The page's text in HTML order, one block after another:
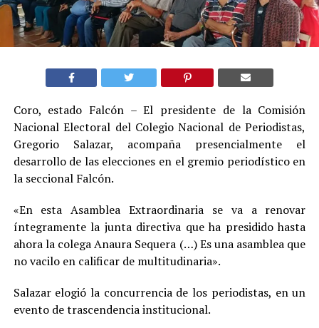
Coro, estado Falcón – El presidente de la Comisión
Nacional Electoral del Colegio Nacional de Periodistas,
Gregorio Salazar, acompaña presencialmente el
desarrollo de las elecciones en el gremio periodístico en
la seccional Falcón.
«En esta Asamblea Extraordinaria se va a renovar
íntegramente la junta directiva que ha presidido hasta
ahora la colega Anaura Sequera (…) Es una asamblea que
no vacilo en calificar de multitudinaria».
Salazar elogió la concurrencia de los periodistas, en un
evento de trascendencia institucional.